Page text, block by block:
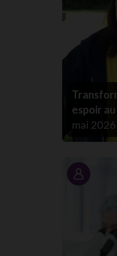
espoir
mai 2026
Portrait